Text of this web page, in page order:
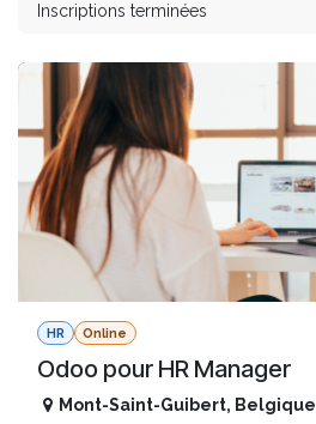
Inscriptions terminées
HR Online
Odoo pour HR Manager
Mont-Saint-Guibert, Belgique